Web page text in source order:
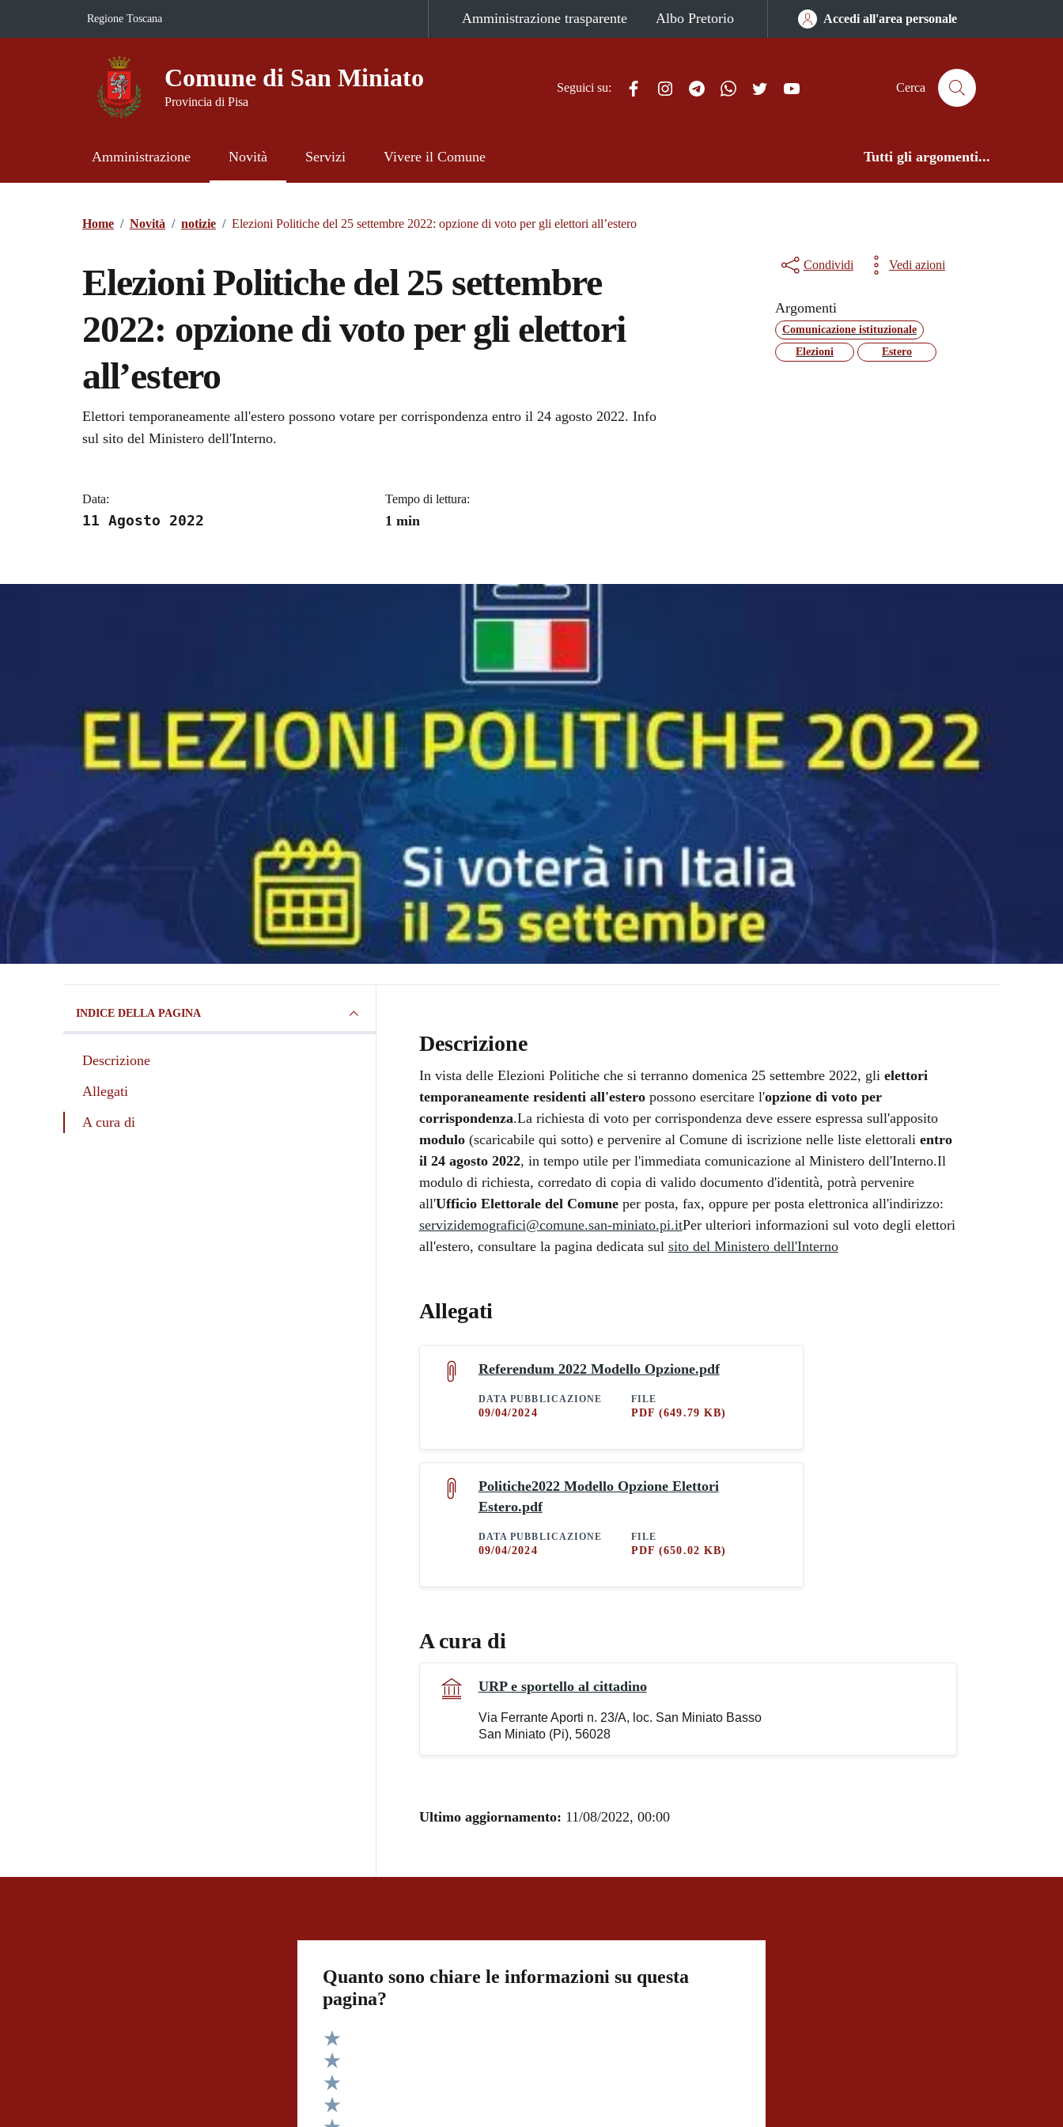
Vai ai contenuti
Regione Toscana Amministrazione trasparente Albo Pretorio Accedi all'area personale
Comune di San Miniato
Provincia di Pisa
Seguici su: FacebookInstagramTelegramWhatsApp
Twitter ComunicaCityCerca
Amministrazione Novità Servizi Vivere il Comune Tutti gli argomenti...
Home / Novità / notizie / Elezioni Politiche del 25 settembre 2022: opzione di voto per gli elettori all’estero
Elezioni Politiche del 25 settembre
2022: opzione di voto per gli elettori
all’estero
Dettagli della notizia
Elettori temporaneamente all'estero possono votare per corrispondenza entro il 24 agosto 2022. Info
sul sito del Ministero dell'Interno.
Data:
11 Agosto 2022
Tempo di lettura:
1 min
Condividi Vedi azioni
Argomenti
Comunicazione istituzionale
Elezioni
Estero
INDICE DELLA PAGINA
Descrizione
Allegati
A cura di
Descrizione
In vista delle Elezioni Politiche che si terranno domenica 25 settembre 2022, gli elettori
temporaneamente residenti all'esteropossono esercitare l'opzione di voto per
corrispondenza.La richiesta di voto per corrispondenza deve essere espressa sull'apposito
modulo(scaricabile qui sotto) e pervenire al Comune di iscrizione nelle liste elettorali entro
il 24 agosto 2022, in tempo utile per l'immediata comunicazione al Ministero dell'Interno.Il
modulo di richiesta, corredato di copia di valido documento d'identità, potrà pervenire
all'Ufficio Elettorale del Comuneper posta, fax, oppure per posta elettronica all'indirizzo:
servizidemografici@comune.san-miniato.pi.itPer ulteriori informazioni sul voto degli elettori
all'estero, consultare la pagina dedicata sul sito del Ministero dell'Interno
Allegati
Referendum 2022 Modello Opzione.pdf
DATA PUBBLICAZIONE
09/04/2024
FILE
PDF(649.79 KB)
Politiche2022 Modello Opzione Elettori
Estero.pdf
DATA PUBBLICAZIONE
09/04/2024
FILE
PDF(650.02 KB)
A cura di
URP e sportello al cittadino
Via Ferrante Aporti n. 23/A, loc. San Miniato Basso
San Miniato (Pi), 56028
Ultimo aggiornamento: 11/08/2022, 00:00
Quanto sono chiare le informazioni su questa
pagina?
Valuta 5 stelle su 5
Valuta 4 stelle su 5
Valuta 3 stelle su 5